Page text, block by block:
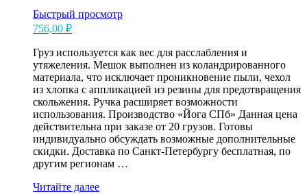
Быстрый просмотр
756,00 ₽
Груз используется как вес для расслабления и
утяжеления. Мешок выполнен из коландрированного
материала, что исключает проникновение пыли, чехол
из хлопка с аппликацией из резины для предотвращения
скольжения. Ручка расширяет возможности
использования. Производство «Йога СПб» Данная цена
действительна при заказе от 20 грузов. Готовы
индивидуально обсуждать возможные дополнительные
скидки. Доставка по Санкт-Петербургу бесплатная, по
другим регионам …
Мешок
Читайте далее